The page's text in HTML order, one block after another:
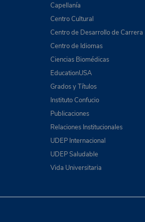
Capellanía
Centro Cultural
Centro de Desarrollo de Carrera
Centro de Idiomas
Ciencias Biomédicas
EducationUSA
Grados y Títulos
Instituto Confucio
Publicaciones
Relaciones Institucionales
UDEP Internacional
UDEP Saludable
Vida Universitaria